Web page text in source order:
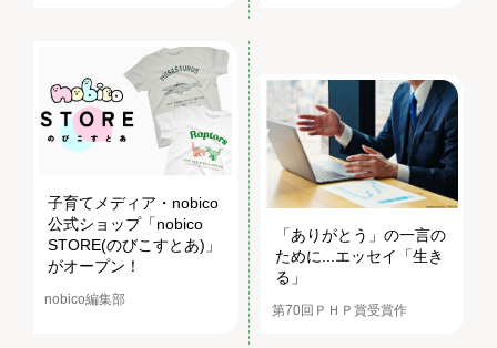
子育てメディア・nobico
公式ショップ「nobico
STORE(のびこすとあ)」
がオープン！
nobico編集部
「ありがとう」の一言の
ために...エッセイ「生き
る」
第70回ＰＨＰ賞受賞作